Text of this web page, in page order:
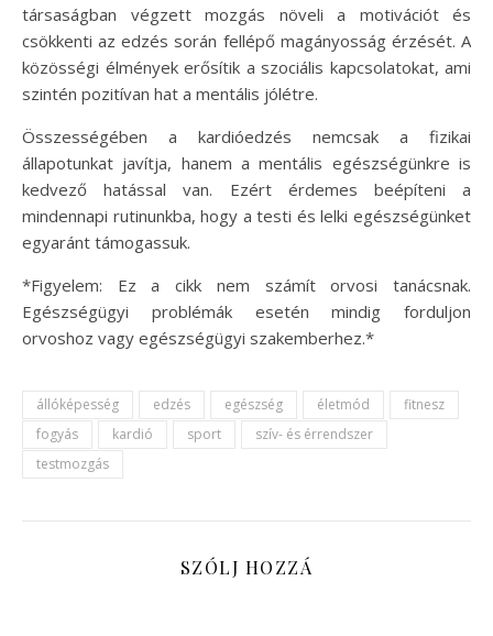
társaságban végzett mozgás növeli a motivációt és
csökkenti az edzés során fellépő magányosság érzését. A
közösségi élmények erősítik a szociális kapcsolatokat, ami
szintén pozitívan hat a mentális jólétre.
Összességében a kardióedzés nemcsak a fizikai
állapotunkat javítja, hanem a mentális egészségünkre is
kedvező hatással van. Ezért érdemes beépíteni a
mindennapi rutinunkba, hogy a testi és lelki egészségünket
egyaránt támogassuk.
*Figyelem: Ez a cikk nem számít orvosi tanácsnak.
Egészségügyi problémák esetén mindig forduljon
orvoshoz vagy egészségügyi szakemberhez.*
állóképesség edzés egészség életmód
fitnesz
fogyás
kardió sport
szív- és érrendszer
testmozgás
SZÓLJ HOZZÁ